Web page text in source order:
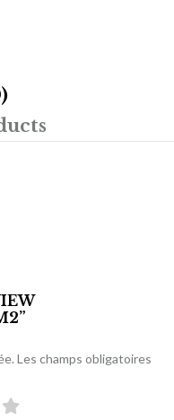
Les champs obligatoires